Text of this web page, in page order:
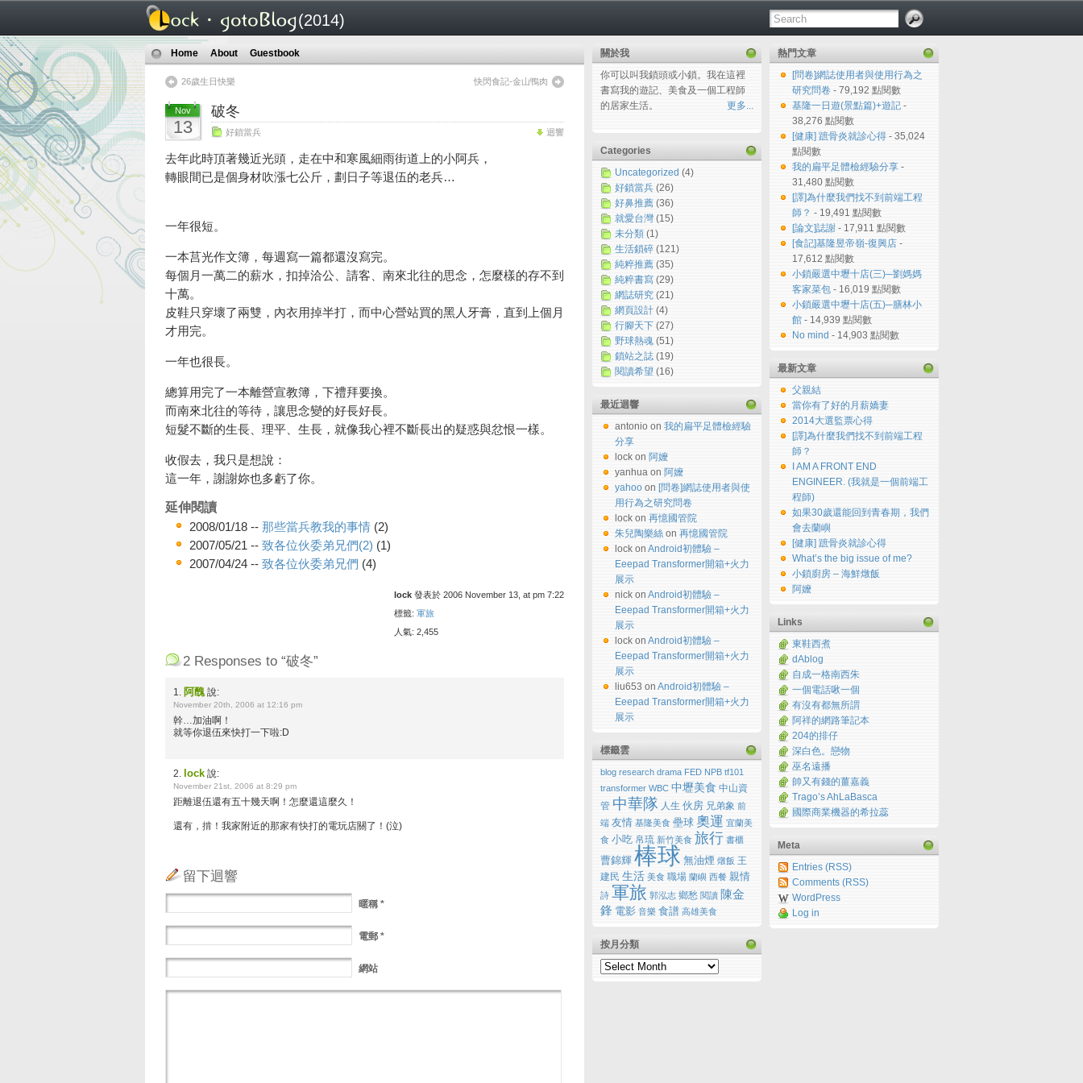
(2014)
Home About Guestbook
26歲生日快樂 快閃食記-金山鴨肉
Nov
13
破冬
好鎖當兵 迴響
去年此時頂著幾近光頭，走在中和寒風細雨街道上的小阿兵，
轉眼間已是個身材吹漲七公斤，劃日子等退伍的老兵…
一年很短。
一本莒光作文簿，每週寫一篇都還沒寫完。
每個月一萬二的薪水，扣掉洽公、請客、南來北往的思念，怎麼樣的存不到
十萬。
皮鞋只穿壞了兩雙，內衣用掉半打，而中心營站買的黑人牙膏，直到上個月
才用完。
一年也很長。
總算用完了一本離營宣教簿，下禮拜要換。
而南來北往的等待，讓思念變的好長好長。
短髮不斷的生長、理平、生長，就像我心裡不斷長出的疑惑與忿恨一樣。
收假去，我只是想說：
這一年，謝謝妳也多虧了你。
延伸閱讀
2008/01/18 -- 那些當兵教我的事情(2)
2007/05/21 -- 致各位伙委弟兄們(2) (1)
2007/04/24 -- 致各位伙委弟兄們 (4)
lock 發表於 2006 November 13, at pm 7:22
標籤: 軍旅
人氣: 2,455
2 Responses to “破冬”
1. 阿醜說:
November 20th, 2006 at 12:16 pm
幹…加油啊！
就等你退伍來快打一下啦:D
2. lock說:
November 21st, 2006 at 8:29 pm
距離退伍還有五十幾天啊！怎麼還這麼久！
還有，掯！我家附近的那家有快打的電玩店關了！(泣)
留下迴響
暱稱*
電郵*
網站
熱門文章
[問卷]網誌使用者與使用行為之
研究問卷 - 79,192 點閱數
基隆一日遊(景點篇)+遊記 -
38,276 點閱數
[健康] 蹠骨炎就診心得 - 35,024
點閱數
我的扁平足體檢經驗分享 -
31,480 點閱數
[譯]為什麼我們找不到前端工程
師？ - 19,491 點閱數
[論文]誌謝 - 17,911 點閱數
[食記]基隆昱帝嶺-復興店 -
17,612 點閱數
小鎖嚴選中壢十店(三)─劉媽媽
客家菜包 - 16,019 點閱數
小鎖嚴選中壢十店(五)─膳林小
館 - 14,939 點閱數
No mind - 14,903 點閱數
最新文章
父親結
當你有了好的月薪嬌妻
2014大選監票心得
[譯]為什麼我們找不到前端工程
師？
I AM A FRONT END
ENGINEER. (我就是一個前端工
程師)
如果30歲還能回到青春期，我們
會去蘭嶼
[健康] 蹠骨炎就診心得
What’s the big issue of me?
小鎖廚房 – 海鮮燉飯
阿嬤
Links
東鞋西煮
dAblog
自成一格南西朱
一個電話啾一個
有沒有都無所謂
阿祥的網路筆記本
204的排仔
深白色。戀物
巫名遠播
帥又有錢的薑嘉義
Trago’s AhLaBasca
國際商業機器的希拉蕊
Meta
Entries (RSS)
Comments (RSS)
WordPress
Log in
關於我
你可以叫我鎖頭或小鎖。我在這裡
書寫我的遊記、美食及一個工程師
的居家生活。
更多...
Categories
Uncategorized (4)
好鎖當兵(26)
好鼻推薦(36)
就愛台灣(15)
未分類(1)
生活鎖碎(121)
純粹推薦(35)
純粹書寫(29)
網誌研究(21)
網頁設計(4)
行腳天下(27)
野球熱魂(51)
鎖站之誌(19)
閱讀希望 (16)
最近迴響
antonio on 我的扁平足體檢經驗
分享
lock on 阿嬤
yanhua on 阿嬤
yahooon [問卷]網誌使用者與使
用行為之研究問卷
lock on 再憶國管院
朱兒陶樂絲on 再憶國管院
lock on Android初體驗 –
Eeepad Transformer開箱+火力
展示
nick on Android初體驗 –
Eeepad Transformer開箱+火力
展示
lock on Android初體驗 –
Eeepad Transformer開箱+火力
展示
liu653 on Android初體驗 –
Eeepad Transformer開箱+火力
展示
標籤雲
blog research drama FED NPB tf101
transformer WBC 中壢美食 中山資
管 中華隊 人生 伙房 兄弟象 前
端 友情 基隆美食 壘球 奧運 宜蘭美
食 小吃 帛琉 新竹美食 旅行 書櫃
曹錦輝 棒球 無油煙 燉飯 王
建民 生活 美食 職場 蘭嶼 西餐 親情
詩 軍旅 郭泓志 鄉愁 閱讀 陳金
鋒 電影 音樂 食譜 高雄美食
按月分類